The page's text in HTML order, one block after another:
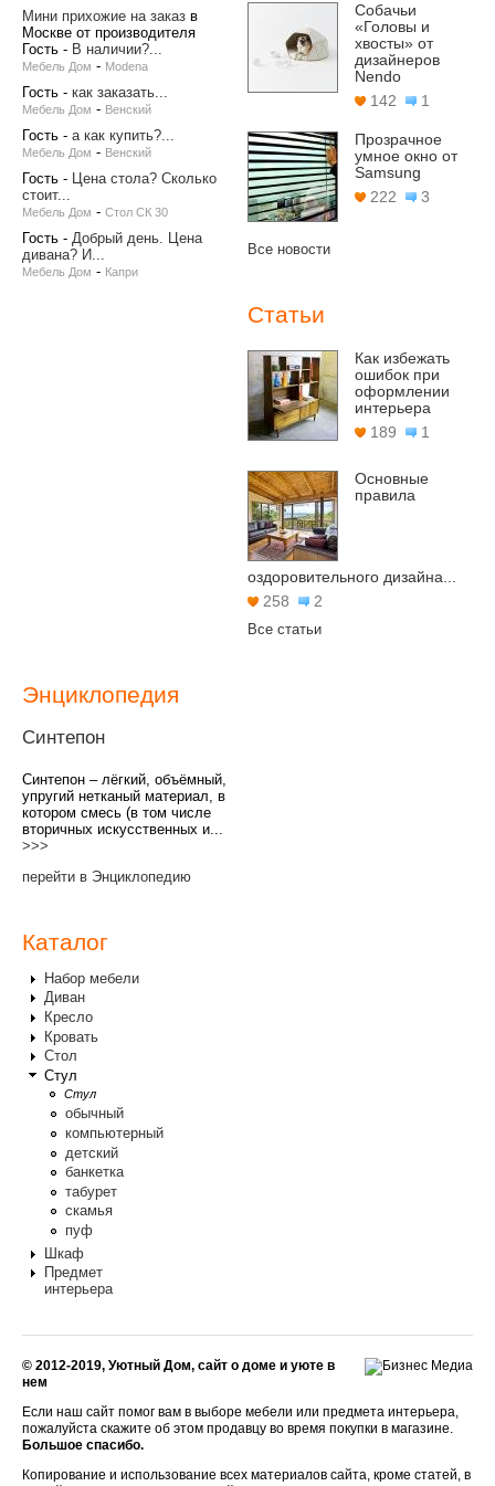
Мини прихожие на заказ в
Москве от производителя
Гость - В наличии?...
Мебель Дом - Modena
Гость - как заказать...
Мебель Дом - Венский
Гость - а как купить?...
Мебель Дом - Венский
Гость - Цена стола? Сколько
стоит...
Мебель Дом - Стол СК 30
Гость - Добрый день. Цена
дивана? И...
Мебель Дом - Капри
Собачьи
«Головы и
хвосты» от
дизайнеров
Nendo
142
1
Прозрачное
умное окно от
Samsung
222
3
Все новости
Статьи
Как избежать
ошибок при
оформлении
интерьера
189
1
Основные
правила
оздоровительного дизайна...
258
2
Все статьи
Энциклопедия
Синтепон
Синтепон – лёгкий, объёмный,
упругий нетканый материал, в
котором смесь (в том числе
вторичных искусственных и...
>>>
перейти в Энциклопедию
Каталог
Набор мебели
Диван
Кресло
Кровать
Стол
Стул
Стул
обычный
компьютерный
детский
банкетка
табурет
скамья
пуф
Шкаф
Предмет
интерьера
© 2012-2019, Уютный Дом, сайт о доме и уюте в
нем
Если наш сайт помог вам в выборе мебели или предмета интерьера,
пожалуйста скажите об этом продавцу во время покупки в магазине.
Большое спасибо.
Копирование и использование всех материалов сайта, кроме статей, в